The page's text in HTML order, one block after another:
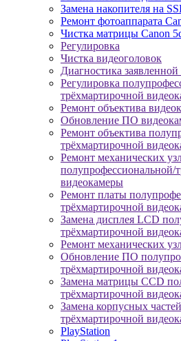
Замена накопителя на
Ремонт фотоаппарата
Чистка матрицы Canon
Регулировка
Чистка видеоголовок
Диагностика
Регулировка
трёхмартирочной
Ремонт объектива
Обновление ПО
Ремонт объектива
трёхмартирочной
Ремонт механических
полупрофессиональной/
видеокамеры
Ремонт платы
трёхмартирочной
Замена дисплея LCD
трёхмартирочной
Ремонт механических
Обновление ПО
трёхмартирочной
Замена матрицы CCD
трёхмартирочной
Замена корпусных
трёхмартирочной
PlayStation